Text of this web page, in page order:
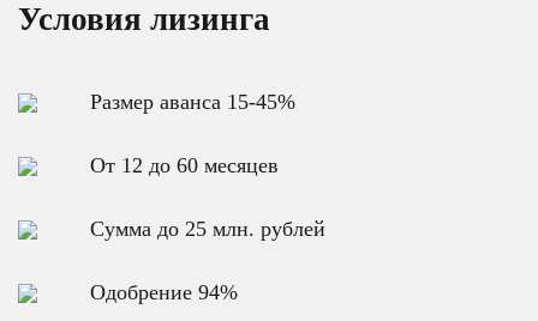
Условия лизинга
Размер аванса 15-45%
От 12 до 60 месяцев
Сумма до 25 млн. рублей
Одобрение 94%